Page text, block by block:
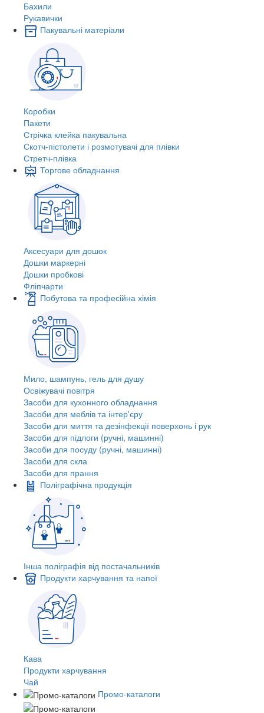
Бахили
Рукавички
Пакувальні матеріали
Коробки
Пакети
Стрічка клейка пакувальна
Скотч-пістолети і розмотувачі для плівки
Стретч-плівка
Торгове обладнання
Аксесуари для дошок
Дошки маркерні
Дошки пробкові
Фліпчарти
Побутова та професійна хімія
Мило, шампунь, гель для душу
Освіжувачі повітря
Засоби для кухонного обладнання
Засоби для меблів та інтер'єру
Засоби для миття та дезінфекції поверхонь і рук
Засоби для підлоги (ручні, машинні)
Засоби для посуду (ручні, машинні)
Засоби для скла
Засоби для прання
Поліграфічна продукція
Інша поліграфія від постачальників
Продукти харчування та напої
Кава
Продукти харчування
Чай
Промо-каталоги